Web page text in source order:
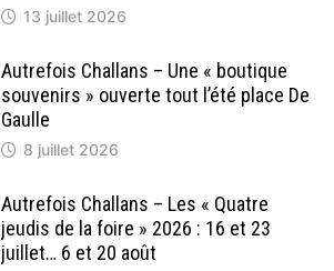
13 juillet 2026
Autrefois Challans – Une « boutique
souvenirs » ouverte tout l’été place De
Gaulle
8 juillet 2026
Autrefois Challans – Les « Quatre
jeudis de la foire » 2026 : 16 et 23
juillet… 6 et 20 août